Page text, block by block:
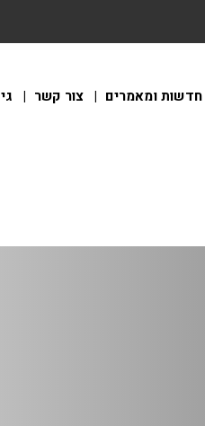
חדשות ומאמרים צור קשר